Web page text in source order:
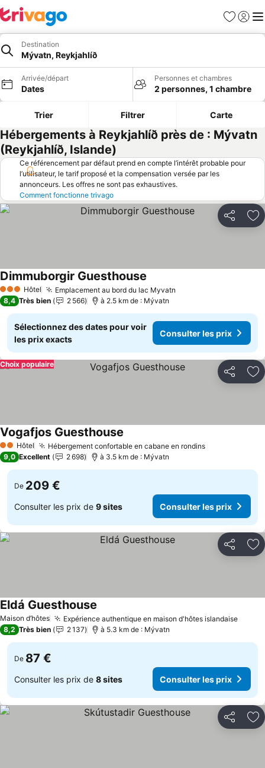
Favoris
Se
Destination
Mývatn, Reykjahlíð
Arrivée/départ
Dates
Personnes et chambres
2 personnes, 1 chambre
Trier Filtrer Carte
Hébergements à Reykjahlíð près de : Mývatn
(Reykjahlíð, Islande)
Ce référencement par défaut prend en compte l’intérêt probable pour
l’utilisateur, le tarif proposé et la compensation versée par les
annonceurs. Les offres ne sont pas exhaustives.
Comment fonctionne trivago
Partager
3 ÉtoilesHôtel Emplacement au bord du lac Myvatn
Dimmuborgir Guesthouse
8,4 Très bien 2 566 à 2.5 km de : Mývatn
Sélectionnez des dates pour voir
les prix exacts
Consulter les prix
Partager
Choix populaire
2 Étoiles
Hôtel Hébergement confortable en cabane en rondins
Vogafjos Guesthouse
9,0 Excellent 2 698 à 3.5 km de : Mývatn
De 209 €
Consulter les prix de 9 sites Consulter les prix
Partager
Maison d’hôtes Expérience authentique en maison d'hôtes islandaise
Eldá Guesthouse
8,2 Très bien 2 137 à 5.3 km de : Mývatn
De 87 €
Consulter les prix de 8 sites Consulter les prix
Partager